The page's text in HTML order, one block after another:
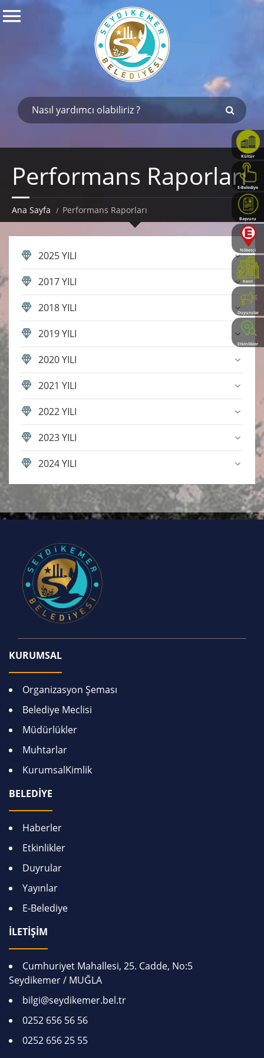
Kültür
Haritası
E-Belediye
Başvuru
Rehberi
Nöbetçi
Eczaneler
Kent
Rehberi
Duyurular
Etkinlikler
Performans Raporları
Ana Sayfa Performans Raporları
2025 YILI
2017 YILI
2018 YILI
2019 YILI
2020 YILI
2021 YILI
2022 YILI
2023 YILI
2024 YILI
KURUMSAL
Organizasyon Şeması
Belediye Meclisi
Müdürlükler
Muhtarlar
KurumsalKimlik
BELEDİYE
Haberler
Etkinlikler
Duyrular
Yayınlar
E-Belediye
İLETİŞİM
Cumhuriyet Mahallesi, 25. Cadde, No:5
Seydikemer / MUĞLA
bilgi@seydikemer.bel.tr
0252 656 56 56
0252 656 25 55